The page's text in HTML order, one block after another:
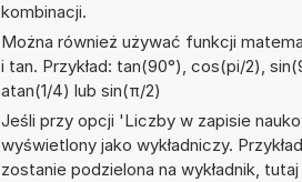
kombinacji.
Można również używać funkcji
i tan. Przykład: tan(90°), cos(pi/2),
atan(1/4) lub sin(π/2)
Jeśli przy opcji 'Liczby w zapisie
wyświetlony jako wykładniczy.
zostanie podzielona na wykładnik,